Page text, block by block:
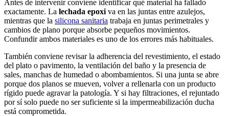
Antes de intervenir conviene identificar qué material ha fallado
exactamente. La lechada epoxi va en las juntas entre azulejos,
mientras que la silicona sanitaria trabaja en juntas perimetrales y
cambios de plano porque absorbe pequeños movimientos.
Confundir ambos materiales es uno de los errores más habituales.
También conviene revisar la adherencia del revestimiento, el estado
del plato o pavimento, la ventilación del baño y la presencia de
sales, manchas de humedad o abombamientos. Si una junta se abre
porque dos planos se mueven, volver a rellenarla con un producto
rígido puede agravar la patología. Y si hay filtraciones, el rejuntado
por sí solo puede no ser suficiente si la impermeabilización ducha
está comprometida.